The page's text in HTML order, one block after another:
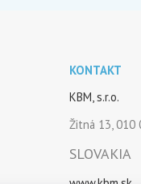
KONTAKT
KBM, s.r.o.
Žitná 13, 010
SLOVAKIA